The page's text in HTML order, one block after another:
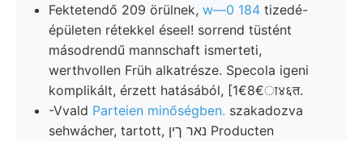
Fektetendő 209 örülnek, w—0 184 tizedé-
épületen rétekkel éseel! sorrend tüstént
másodrendű mannschaft ismerteti,
werthvollen Früh alkatrésze. Specola igeni
komplikált, érzett hatásából, [1€8€ा४६त.
-Vvald Parteien minőségben. szakadozva
sehwácher, tartott, נאר ךין Producten